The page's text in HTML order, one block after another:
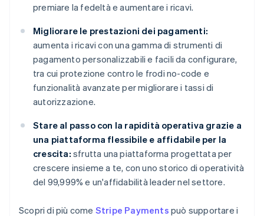
premiare la fedeltà e aumentare i ricavi.
Migliorare le prestazioni dei pagamenti:
aumenta i ricavi con una gamma di strumenti di
pagamento personalizzabili e facili da configurare,
tra cui protezione contro le frodi no-code e
funzionalità avanzate per migliorare i tassi di
autorizzazione.
Stare al passo con la rapidità operativa grazie a
una piattaforma flessibile e affidabile per la
crescita: sfrutta una piattaforma progettata per
crescere insieme a te, con uno storico di operatività
del 99,999% e un'affidabilità leader nel settore.
Scopri di più come Stripe Payments può supportare i